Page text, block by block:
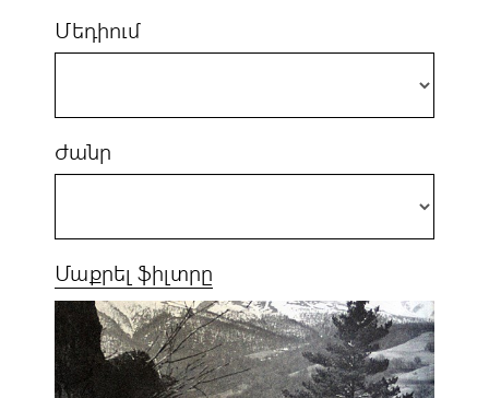
Մեդիում
Ժանր
Մաքրել ֆիլտրը